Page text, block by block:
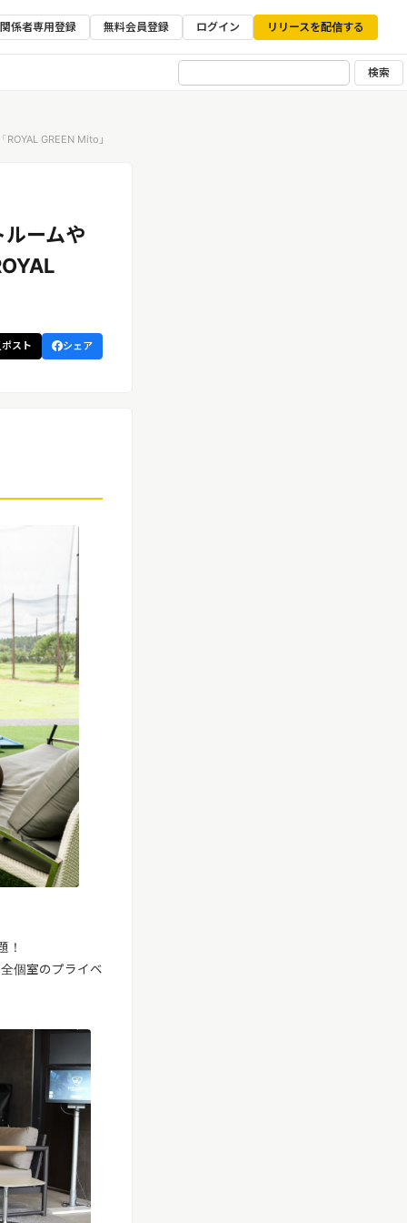
係者専用登録 無料会員登録 ログイン リリースを配信する
検索
GREEN Mito」
ームや
ポスト シェア
！
個室のプライベ